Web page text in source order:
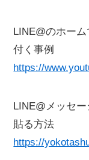
LINE@のホー
付く事例
https://
LINE@メッセ
貼る方法
https://